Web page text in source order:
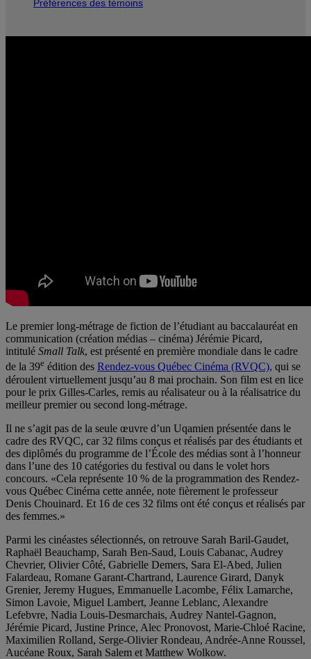
Préférences des témoins
Le premier long-métrage de fiction de l’étudiant au baccalauréat en
communication (création médias – cinéma) Jérémie Picard,
intitulé Small Talk, est présenté en première mondiale dans le cadre
de la 39e édition des Rendez-vous Québec Cinéma (RVQC), qui se
déroulent virtuellement jusqu’au 8 mai prochain. Son film est en lice
pour le prix Gilles-Carles, remis au réalisateur ou à la réalisatrice du
meilleur premier ou second long-métrage.
Il ne s’agit pas de la seule œuvre d’un Uqamien présentée dans le
cadre des RVQC, car 32 films conçus et réalisés par des étudiants et
des diplômés du programme de l’École des médias sont à l’honneur
dans l’une des 10 catégories du festival ou dans le volet hors
concours. «Cela représente 10 % de la programmation des Rendez-
vous Québec Cinéma cette année, note fièrement le professeur
Denis Chouinard. Et 16 de ces 32 films ont été conçus et réalisés par
des femmes.»
Parmi les cinéastes sélectionnés, on retrouve Sarah Baril-Gaudet,
Raphaël Beauchamp, Sarah Ben-Saud, Louis Cabanac, Audrey
Chevrier, Olivier Côté, Gabrielle Demers, Sara El-Abed, Julien
Falardeau, Romane Garant-Chartrand, Laurence Girard, Danyk
Grenier, Jeremy Hugues, Emmanuelle Lacombe, Félix Lamarche,
Simon Lavoie, Miguel Lambert, Jeanne Leblanc, Alexandre
Lefebvre, Nadia Louis-Desmarchais, Audrey Nantel-Gagnon,
Jérémie Picard, Justine Prince, Alec Pronovost, Marie-Chloé Racine,
Maximilien Rolland, Serge-Olivier Rondeau, Andrée-Anne Roussel,
Aucéane Roux, Sarah Salem et Matthew Wolkow.